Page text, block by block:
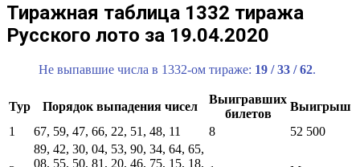
Тиражная таблица 1332 тиража
Русского лото за 19.04.2020
Не выпавшие числа в 1332-ом тираже: 19 / 33 / 62.
Тур Порядок выпадения чисел
Выигравших
билетов
Выигрыш
1
67, 59, 47, 66, 22, 51, 48, 11 8 52 500
89, 42, 30, 04, 53, 90, 34, 64, 65,
08, 55, 50, 81, 20, 46, 75, 15, 18,